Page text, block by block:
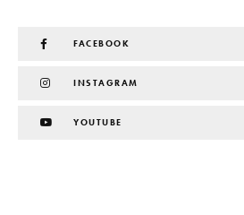
FACEBOOK
INSTAGRAM
YOUTUBE